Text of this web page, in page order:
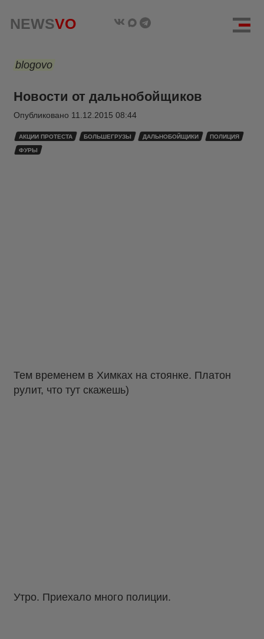
NEWSVO
blogovo
Новости от дальнобойщиков
Опубликовано 11.12.2015 08:44
АКЦИИ ПРОТЕСТА БОЛЬШЕГРУЗЫ ДАЛЬНОБОЙЩИКИ ПОЛИЦИЯ
ФУРЫ
Тем временем в Химках на стоянке. Платон
рулит, что тут скажешь)
Утро. Приехало много полиции.